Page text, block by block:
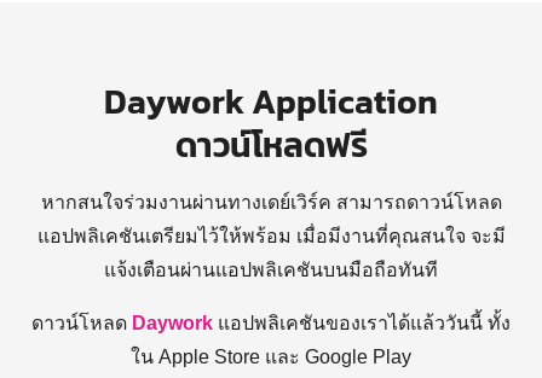
Daywork Application
ดาวน์โหลดฟรี
หากสนใจร่วมงานผ่านทางเดย์เวิร์ค สามารถดาวน์โหลด
แอปพลิเคชันเตรียมไว้ให้พร้อม เมื่อมีงานที่คุณสนใจ จะมี
แจ้งเตือนผ่านแอปพลิเคชันบนมือถือทันที
ดาวน์โหลด Daywork แอปพลิเคชันของเราได้แล้ววันนี้ ทั้ง
ใน Apple Store และ Google Play